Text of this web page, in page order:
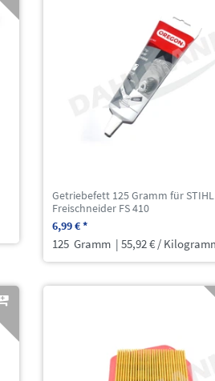
Getriebefett 125 Gramm für STIHL
Freischneider FS 410
6,99 € *
125 Gramm | 55,92 € /